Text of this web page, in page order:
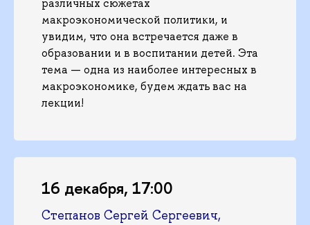
макроэкономической политики, и
увидим, что она встречается даже в
образовании и в воспитании детей. Эта
тема — одна из наиболее интересных в
макроэкономике, будем ждать вас на
лекции!
16 декабря, 17:00
Степанов Сергей Сергеевич,